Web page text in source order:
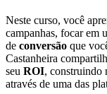
Neste curso, você
campanhas, focar em
de conversão que
Castanheira
seu ROI, construindo
através de uma das